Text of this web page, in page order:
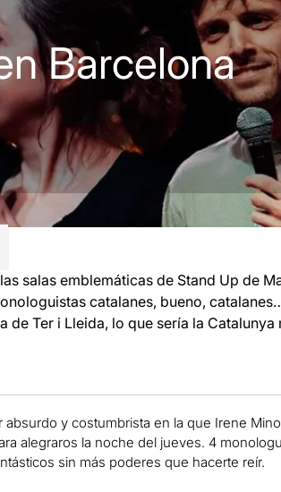
Barcelona
salas emblemáticas de Stand Up de
catalanes, bueno,
de Ter i Lleida, lo que sería la Catalunya
y costumbrista en la que Irene
alegraros la noche del jueves. 4
sin más poderes que hacerte reír.